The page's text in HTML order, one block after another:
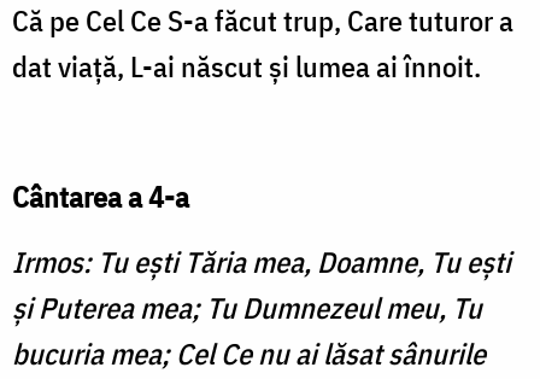
Că pe Cel Ce S-a făcut trup, Care tuturor a
dat viaţă, L-ai născut şi lumea ai înnoit.
Cântarea a 4-a
Irmos: Tu eşti Tăria mea, Doamne, Tu eşti
şi Puterea mea; Tu Dumnezeul meu, Tu
bucuria mea; Cel Ce nu ai lăsat sânurile